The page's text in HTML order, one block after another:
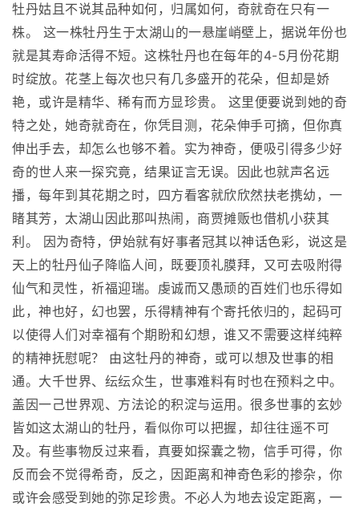
牡丹姑且不说其品种如何，归属如何，奇就奇在只有一
株。 这一株牡丹生于太湖山的一悬崖峭壁上，据说年份也
就是其寿命活得不短。这株牡丹也在每年的4-5月份花期
时绽放。花茎上每次也只有几多盛开的花朵，但却是娇
艳，或许是精华、稀有而方显珍贵。 这里便要说到她的奇
特之处，她奇就奇在，你凭目测，花朵伸手可摘，但你真
伸出手去，却怎么也够不着。实为神奇，便吸引得多少好
奇的世人来一探究竟，结果证言无误。因此也就声名远
播，每年到其花期之时，四方看客就欣欣然扶老携幼，一
睹其芳，太湖山因此那叫热闹，商贾摊贩也借机小获其
利。 因为奇特，伊始就有好事者冠其以神话色彩，说这是
天上的牡丹仙子降临人间，既要顶礼膜拜，又可去吸附得
仙气和灵性，祈福迎瑞。虔诚而又愚顽的百姓们也乐得如
此，神也好，幻也罢，乐得精神有个寄托依归的，起码可
以使得人们对幸福有个期盼和幻想，谁又不需要这样纯粹
的精神抚慰呢？ 由这牡丹的神奇，或可以想及世事的相
通。大千世界、纭纭众生，世事难料有时也在预料之中。
盖因一己世界观、方法论的积淀与运用。很多世事的玄妙
皆如这太湖山的牡丹，看似你可以把握，却往往遥不可
及。有些事物反过来看，真要如探囊之物，信手可得，你
反而会不觉得希奇，反之，因距离和神奇色彩的掺杂，你
或许会感受到她的弥足珍贵。不必人为地去设定距离，一